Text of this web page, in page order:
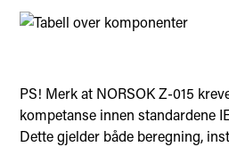
PS! Merk at NORSOK Z-015
kompetanse innen standardene
Dette gjelder både beregning,